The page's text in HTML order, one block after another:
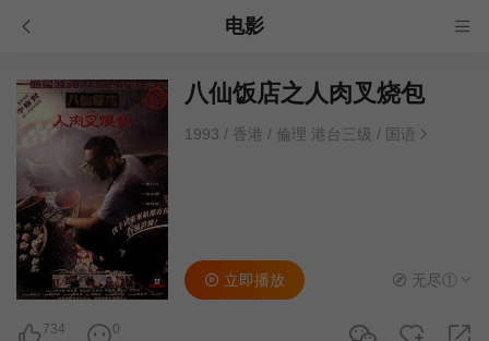
电影
八仙饭店之人肉叉烧包
1993 / 香港 / 倫理 港台三级 / 国语
734 0
立即播放 无尽①